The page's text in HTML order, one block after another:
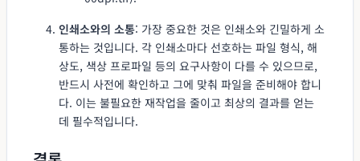
인쇄소와의 소통: 가장 중요한 것은 인쇄소와 긴밀하게 소
통하는 것입니다. 각 인쇄소마다 선호하는 파일 형식, 해
상도, 색상 프로파일 등의 요구사항이 다를 수 있으므로,
반드시 사전에 확인하고 그에 맞춰 파일을 준비해야 합니
다. 이는 불필요한 재작업을 줄이고 최상의 결과를 얻는
데 필수적입니다.